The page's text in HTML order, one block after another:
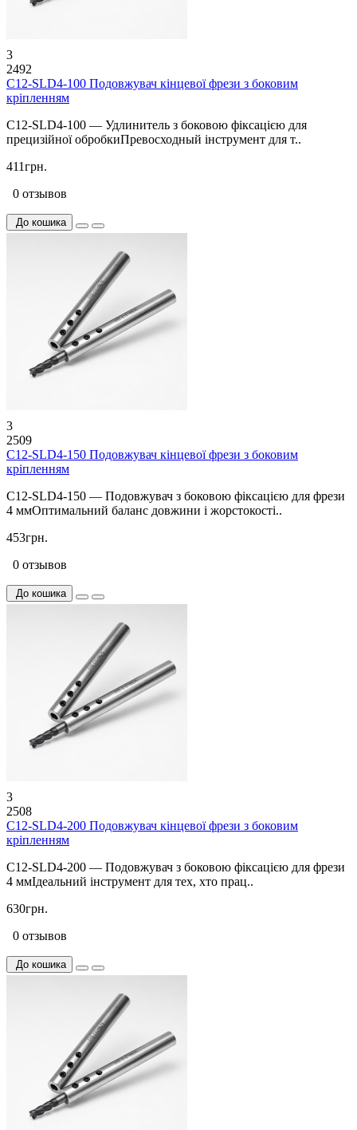
3
2492
C12-SLD4-100 Подовжувач кінцевої фрези з боковим
кріпленням
C12-SLD4-100 — Удлинитель з боковою фіксацією для
прецизійної обробкиПревосходный інструмент для т..
411грн.
0 отзывов
До кошика
3
2509
C12-SLD4-150 Подовжувач кінцевої фрези з боковим
кріпленням
C12-SLD4-150 — Подовжувач з боковою фіксацією для фрези
4 ммОптимальний баланс довжини і жорстокості..
453грн.
0 отзывов
До кошика
3
2508
C12-SLD4-200 Подовжувач кінцевої фрези з боковим
кріпленням
C12-SLD4-200 — Подовжувач з боковою фіксацією для фрези
4 ммІдеальний інструмент для тех, хто прац..
630грн.
0 отзывов
До кошика